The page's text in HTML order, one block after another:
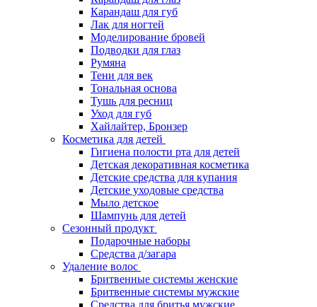
Карандаш для губ
Лак для ногтей
Моделирование бровей
Подводки для глаз
Румяна
Тени для век
Тональная основа
Тушь для ресниц
Уход для губ
Хайлайтер, Бронзер
Косметика для детей
Гигиена полости рта для детей
Детская декоративная косметика
Детские средства для купания
Детские уходовые средства
Мыло детское
Шампунь для детей
Сезонный продукт
Подарочные наборы
Средства д/загара
Удаление волос
Бритвенные системы женские
Бритвенные системы мужские
Средства для бритья мужские